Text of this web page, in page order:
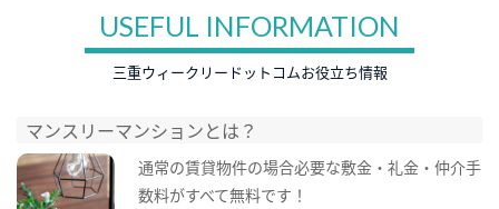
USEFUL INFORMATION
三重ウィークリードットコムお役立ち情報
マンスリーマンションとは？
通常の賃貸物件の場合必要な敷金・礼金・仲介手
数料がすべて無料です！